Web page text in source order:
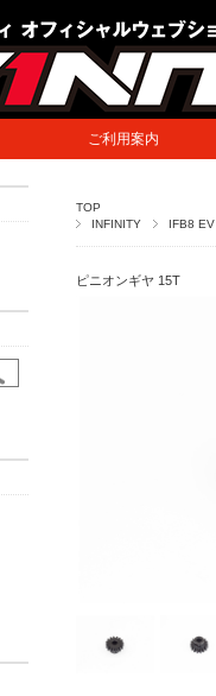
ご利用案内
TOP
INFINITY
IFB8 EV
ピニオンギヤ 15T